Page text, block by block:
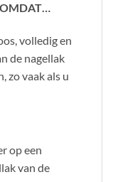
OMDAT…
volledig en
de nagellak
zo vaak als u
op een
van de